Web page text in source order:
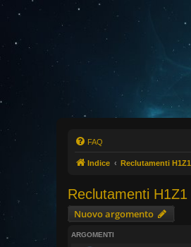
FAQ
Indice Reclutamenti H1Z1
Reclutamenti H1Z1
Nuovo argomento
ARGOMENTI